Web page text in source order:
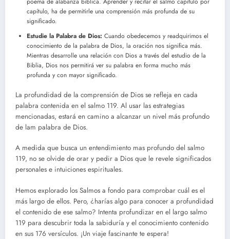
capítulo, ha de permitirle una comprensión más profunda de su
significado.
Estudie la Palabra de Dios: Cuando obedecemos y readquirimos el
conocimiento de la palabra de Dios, la oración nos significa más.
Mientras desarrolle una relación con Dios a través del estudio de la
Biblia, Dios nos permitirá ver su palabra en forma mucho más
profunda y con mayor significado.
La profundidad de la comprensión de Dios se refleja en cada
palabra contenida en el salmo 119. Al usar las estrategias
mencionadas, estará en camino a alcanzar un nivel más profundo
de lam palabra de Dios.
A medida que busca un entendimiento mas profundo del salmo
119, no se olvide de orar y pedir a Dios que le revele significados
personales e intuiciones espirituales.
Hemos explorado los Salmos a fondo para comprobar cuál es el
más largo de ellos. Pero, ¿harías algo para conocer a profundidad
el contenido de ese salmo? Intenta profundizar en el largo salmo
119 para descubrir toda la sabiduría y el conocimiento contenido
en sus 176 versículos. ¡Un viaje fascinante te espera!